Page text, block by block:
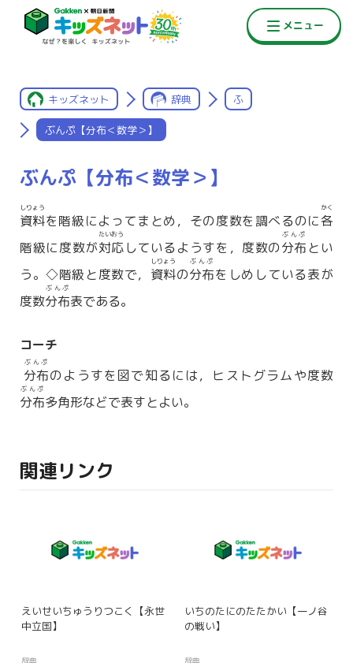
キッズネット 辞典 ふ
ぶんぷ【分布＜数学＞】
ぶんぷ【分布＜数学＞】
資料
しりょう
を階級によってまとめ，その度数を調べるのに各
かく
階級に度数が対応
たいおう
しているようすを，度数の分布
ぶんぷ
とい
う。◇階級と度数で， 資料
しりょう
の分布
ぶんぷ
をしめしている表が
度数分布
ぶんぷ
表である。
コーチ
分布
ぶんぷ
のようすを図で知るには，ヒストグラムや度数
分布
ぶんぷ
多角形などで表すとよい。
関連リンク
えいせいちゅうりつこく【永世
中立国】
辞典
いちのたにのたたかい【一ノ谷
の戦い】
辞典